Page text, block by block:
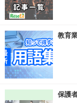
教育
保護